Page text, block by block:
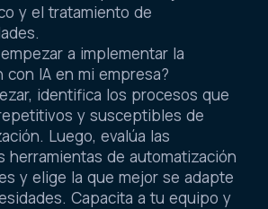
y el tratamiento de
a implementar la
con IA en mi empresa?
identifica los procesos que
y susceptibles de
Luego, evalúa las
herramientas de automatización
y elige la que mejor se adapte
Capacita a tu equipo y